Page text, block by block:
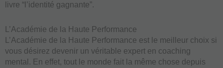
livre “l’identité gagnante”.
L’Académie de la Haute Performance
L’Académie de la Haute Performance est le meilleur choix si
vous désirez devenir un véritable expert en coaching
mental. En effet, tout le monde fait la même chose depuis